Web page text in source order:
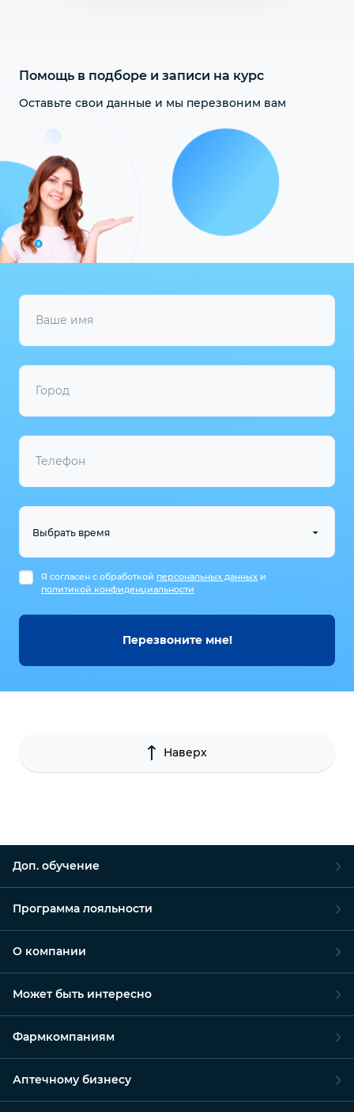
ЛМ
Летова Марина
Заведующий(ая) аптекой
Викторовна
Работник первого стола
Помощь в подборе и записи на курс
Оставьте свои данные и мы перезвоним вам
Ваше имя
Город
Телефон
Я согласен с обработкой персональных данных и
политикой конфиденциальности
Перезвоните мне!
Наверх
Доп. обучение
Программа лояльности
О компании
Может быть интересно
Фармкомпаниям
Аптечному бизнесу